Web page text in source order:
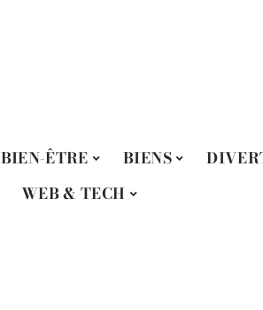
BIEN-ÊTRE BIENS
WEB & TECH